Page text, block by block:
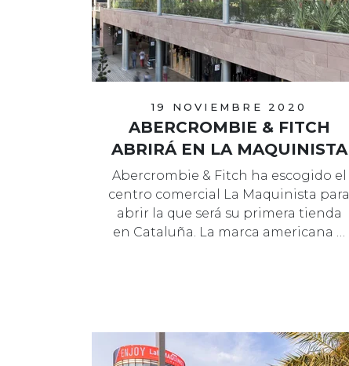
19 NOVIEMBRE 2020
ABERCROMBIE & FITCH
ABRIRÁ EN LA MAQUINISTA
Abercrombie & Fitch ha escogido el
centro comercial La Maquinista para
abrir la que será su primera tienda
en Cataluña. La marca americana …